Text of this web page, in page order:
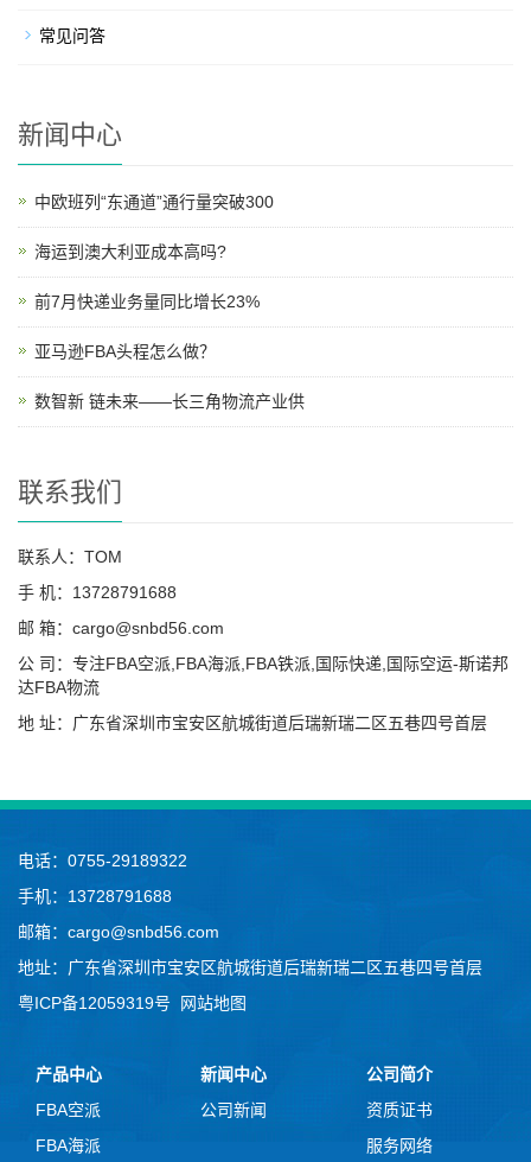
常见问答
新闻中心
中欧班列“东通道”通行量突破300
海运到澳大利亚成本高吗?
前7月快递业务量同比增长23%
亚马逊FBA头程怎么做？
数智新 链未来——长三角物流产业供
联系我们
联系人：TOM
手 机：13728791688
邮 箱：cargo@snbd56.com
公 司：专注FBA空派,FBA海派,FBA铁派,国际快递,国际空运-斯诺邦
达FBA物流
地 址：广东省深圳市宝安区航城街道后瑞新瑞二区五巷四号首层
电话：0755-29189322
手机：13728791688
邮箱：cargo@snbd56.com
地址：广东省深圳市宝安区航城街道后瑞新瑞二区五巷四号首层
粤ICP备12059319号
网站地图
产品中心
FBA空派
FBA海派
新闻中心
公司新闻
公司简介
资质证书
服务网络